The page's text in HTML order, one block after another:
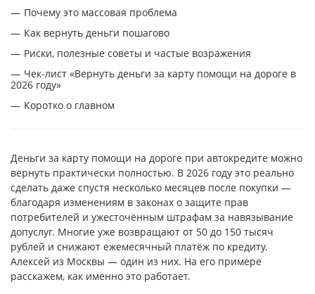
Почему это массовая проблема
Как вернуть деньги пошагово
Риски, полезные советы и частые возражения
Чек-лист «Вернуть деньги за карту помощи на дороге в
2026 году»
Коротко о главном
Деньги за карту помощи на дороге при автокредите можно
вернуть практически полностью. В 2026 году это реально
сделать даже спустя несколько месяцев после покупки —
благодаря изменениям в законах о защите прав
потребителей и ужесточённым штрафам за навязывание
допуслуг. Многие уже возвращают от 50 до 150 тысяч
рублей и снижают ежемесячный платёж по кредиту.
Алексей из Москвы — один из них. На его примере
расскажем, как именно это работает.